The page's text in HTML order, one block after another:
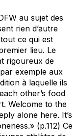
au sujet des
rien d’autre
ce qui est
lieu. Le
rigoureux de
exemple aux
à laquelle ils
other’s food
Welcome to the
alone here. It’s
(p.112) Ce